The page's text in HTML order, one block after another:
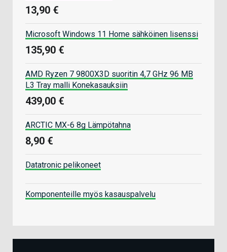
13,90 €
Microsoft Windows 11 Home sähköinen lisenssi
135,90 €
AMD Ryzen 7 9800X3D suoritin 4,7 GHz 96 MB
L3 Tray malli Konekasauksiin
439,00 €
ARCTIC MX-6 8g Lämpötahna
8,90 €
Datatronic pelikoneet
Komponenteille myös kasauspalvelu